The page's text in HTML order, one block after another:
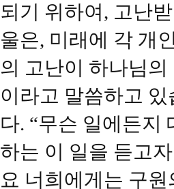
되기 위하여, 고난
울은, 미래에 각 개
의 고난이 하나님
이라고 말씀하고
다. “무슨 일에든지
하는 이 일을 듣고
요 너희에게는 구